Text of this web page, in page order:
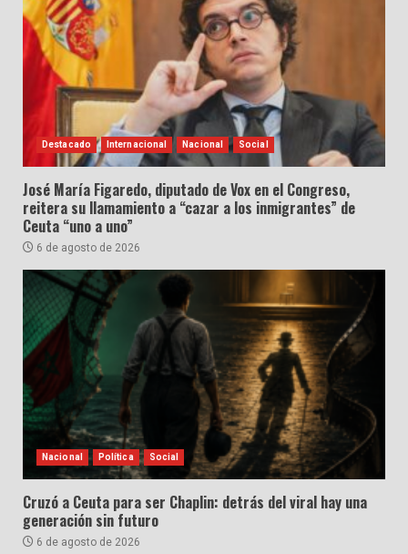
Destacado Internacional Nacional Social
José María Figaredo, diputado de Vox en el Congreso,
reitera su llamamiento a “cazar a los inmigrantes” de
Ceuta “uno a uno”
6 de agosto de 2026
Nacional Política Social
Cruzó a Ceuta para ser Chaplin: detrás del viral hay una
generación sin futuro
6 de agosto de 2026